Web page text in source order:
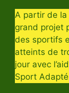
A partir de
grand projet
des sportifs
atteints de
jour avec
Sport